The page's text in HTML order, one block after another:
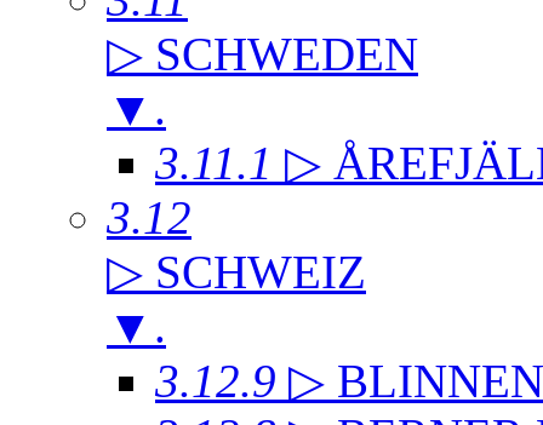
▷ SCHWEDEN
▼ .
3.11.1 ▷
3.12
▷ SCHWEIZ
▼ .
3.12.9 ▷